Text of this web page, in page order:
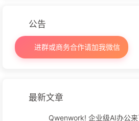
公告
进群或商务合作请加我微信
最新文章
Qwenwork! 企业级AI办公来